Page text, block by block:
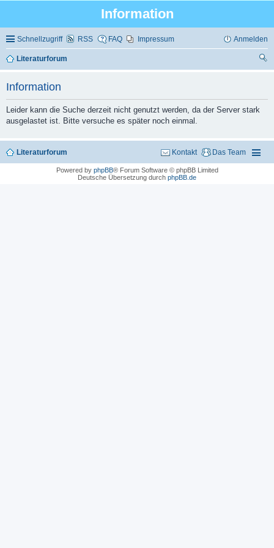
Information
Schnellzugriff RSS FAQ Impressum Anmelden
Literaturforum
Information
Leider kann die Suche derzeit nicht genutzt werden, da der Server stark
ausgelastet ist. Bitte versuche es später noch einmal.
Literaturforum Das Team
Kontakt
Powered by phpBB® Forum Software © phpBB Limited
Deutsche Übersetzung durch phpBB.de